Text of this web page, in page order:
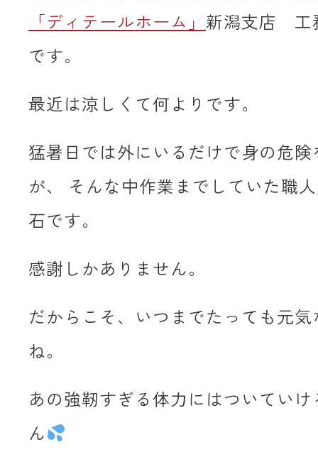
「ディテールホーム」 新潟支店 工
です。
最近は涼しくて何よりです。
猛暑日では外にいるだけで身の危
が、 そんな中作業までしていた職
石です。
感謝しかありません。
だからこそ、いつまでたっても元
ね。
あの強靭すぎる体力にはついてい
ん